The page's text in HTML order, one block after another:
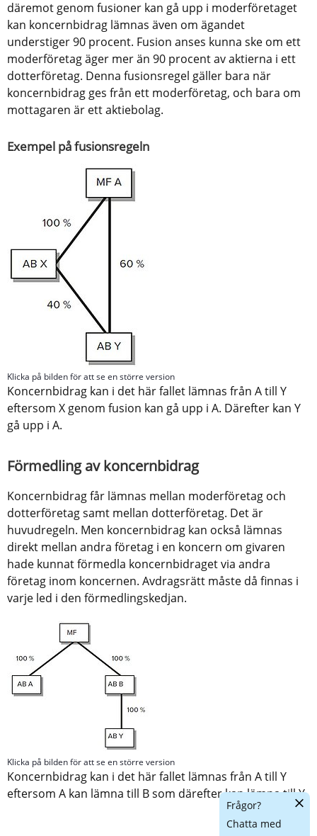
däremot genom fusioner kan gå upp i moderföretaget
kan koncernbidrag lämnas även om ägandet
understiger 90 procent. Fusion anses kunna ske om ett
moderföretag äger mer än 90 procent av aktierna i ett
dotterföretag. Denna fusionsregel gäller bara när
koncernbidrag ges från ett moderföretag, och bara om
mottagaren är ett aktiebolag.
Exempel på fusionsregeln
Klicka på bilden för att se en större version
Koncernbidrag kan i det här fallet lämnas från A till Y
eftersom X genom fusion kan gå upp i A. Därefter kan Y
gå upp i A.
Förmedling av koncernbidrag
Koncernbidrag får lämnas mellan moderföretag och
dotterföretag samt mellan dotterföretag. Det är
huvudregeln. Men koncernbidrag kan också lämnas
direkt mellan andra företag i en koncern om givaren
hade kunnat förmedla koncernbidraget via andra
företag inom koncernen. Avdragsrätt måste då finnas i
varje led i den förmedlingskedjan.
Klicka på bilden för att se en större version
Koncernbidrag kan i det här fallet lämnas från A till Y
eftersom A kan lämna till B som därefter kan lämna till Y.
Frågor?
Chatta med
Dölj